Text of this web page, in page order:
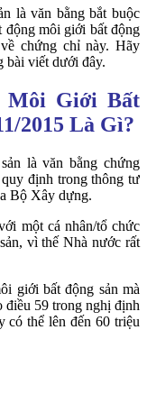
là văn bằng bắt buộc
động môi giới bất động
chứng chỉ này. Hãy
bài viết dưới đây.
Môi Giới Bất
2015 Là Gì?
là văn bằng chứng
định trong thông tư
Bộ Xây dựng.
một cá nhân/tổ chức
vì thế Nhà nước rất
giới bất động sản mà
điều 59 trong nghị định
có thể lên đến 60 triệu